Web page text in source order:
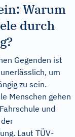
Warum
durch
Gegenden ist
um
zu sein.
Menschen gehen
und
Laut TÜV-